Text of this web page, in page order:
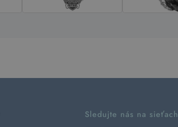
Sledujte nás na sieťach